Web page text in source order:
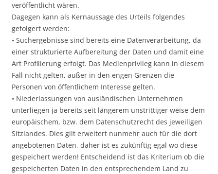
veröffentlicht wären.
Dagegen kann als Kernaussage des Urteils folgendes
gefolgert werden:
• Suchergebnisse sind bereits eine Datenverarbeitung, da
einer strukturierte Aufbereitung der Daten und damit eine
Art Profilierung erfolgt. Das Medienprivileg kann in diesem
Fall nicht gelten, außer in den engen Grenzen die
Personen von öffentlichem Interesse gelten.
• Niederlassungen von ausländischen Unternehmen
unterliegen ja bereits seit längerem unstrittiger weise dem
europäischem, bzw. dem Datenschutzrecht des jeweiligen
Sitzlandes. Dies gilt erweitert nunmehr auch für die dort
angebotenen Daten, daher ist es zukünftig egal wo diese
gespeichert werden! Entscheidend ist das Kriterium ob die
gespeicherten Daten in den entsprechendem Land zu